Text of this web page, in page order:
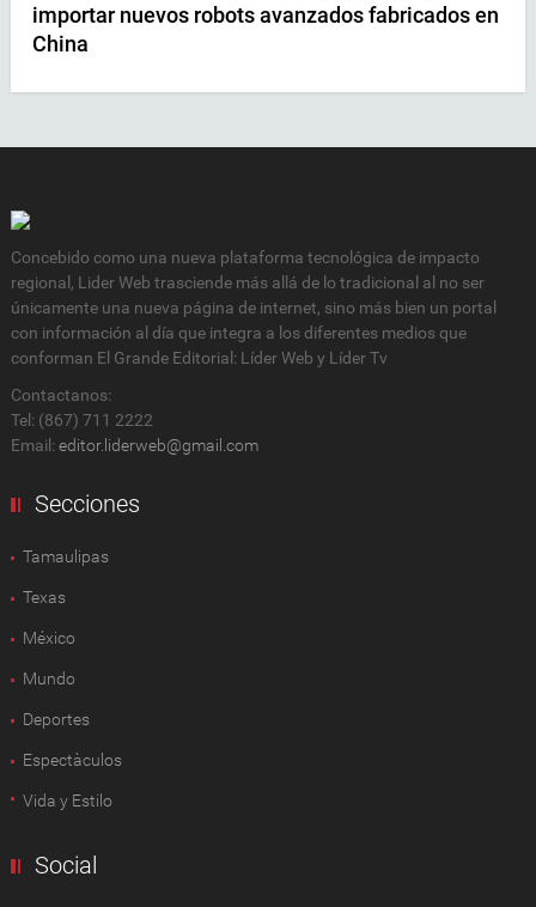
importar nuevos robots avanzados fabricados en
China
Concebido como una nueva plataforma tecnológica de impacto
regional, Lider Web trasciende más allá de lo tradicional al no ser
únicamente una nueva página de internet, sino más bien un portal
con información al día que integra a los diferentes medios que
conforman El Grande Editorial: Líder Web y Líder Tv
Contactanos:
Tel: (867) 711 2222
Email: editor.liderweb@gmail.com
Secciones
Tamaulipas
Texas
México
Mundo
Deportes
Espectàculos
Vida y Estilo
Social